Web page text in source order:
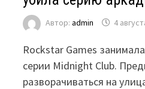
Автор:admin 4
Rockstar Games
серии Midnight Club.
разворачиваться на